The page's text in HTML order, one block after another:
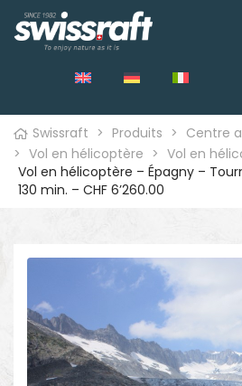
Swissraft > Produits > Centre
> Vol en hélicoptère > Vol en
Vol en hélicoptère – Épagny –
130 min. – CHF 6’260.00